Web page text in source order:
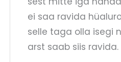
ei saa ravida
selle taga olla isegi
arst saab siis ravida.